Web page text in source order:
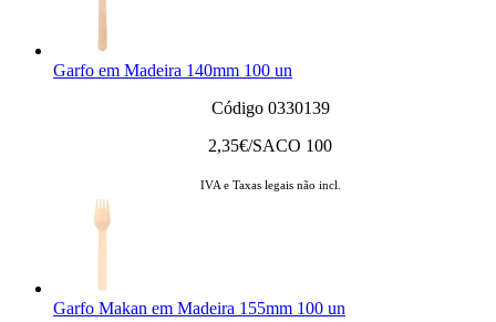
Garfo em Madeira 140mm 100 un
Código 0330139
2,35€/SACO 100
IVA e Taxas legais não incl.
Garfo Makan em Madeira 155mm 100 un